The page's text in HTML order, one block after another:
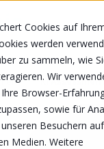
Cookies auf
werden
zu sammeln, wie
Wir
Browser-
sowie für
Besuchern
Medien. Weitere
KI